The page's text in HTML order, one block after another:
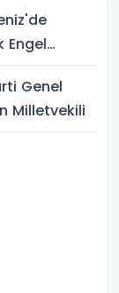
Engel
Genel
Milletvekili